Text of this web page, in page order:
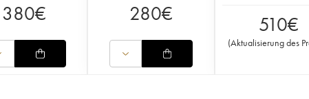
380€ 280€ 510€
(Aktualisierung des